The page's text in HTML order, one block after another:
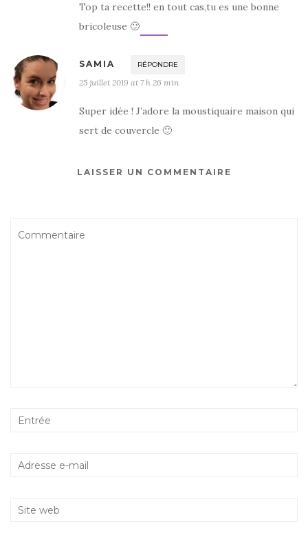
Top ta recette!! en tout cas,tu es une bonne
bricoleuse 🙂
SAMIA RÉPONDRE
25 juillet 2019 at 7 h 26 min
Super idée ! J’adore la moustiquaire maison qui
sert de couvercle 🙂
LAISSER UN COMMENTAIRE